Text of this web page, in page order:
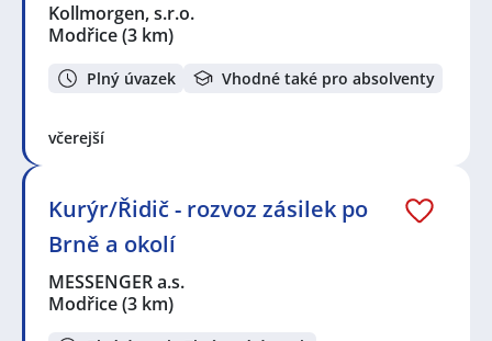
Kollmorgen, s.r.o.
Modřice(3 km)
Plný úvazek Vhodné také pro absolventy
včerejší
Kurýr/Řidič - rozvoz zásilek po
Brně a okolí
MESSENGER a.s.
Modřice(3 km)